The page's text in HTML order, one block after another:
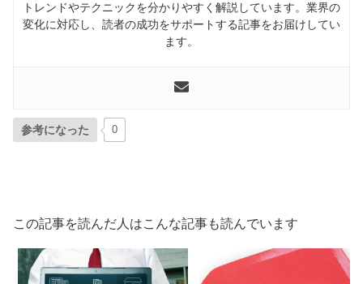
トレンドやテクニックを分かりやすく解説しています。業界の
変化に対応し、読者の成功をサポートする記事をお届けしてい
ます。
参考になった 0
この記事を読んだ人はこんな記事も読んでいます